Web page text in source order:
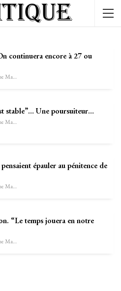
continuera encore à 27 ou
Sébastien-Étienne Marechal
stable”… Une poursuiteur…
Sébastien-Étienne Marechal
épauler au pénitence de
Sébastien-Étienne Marechal
“Le temps jouera en notre
Sébastien-Étienne Marechal